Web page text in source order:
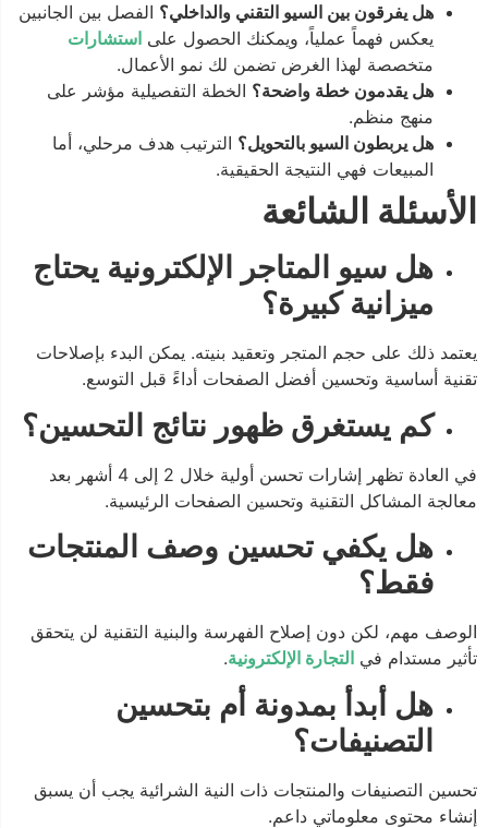
هل يفرقون بين السيو التقني والداخلي؟الفصل بين الجانبين
يعكس فهماً عملياً، ويمكنك الحصول على
استشارات
متخصصة لهذا الغرض تضمن لك نمو الأعمال.
هل يقدمون خطة واضحة؟الخطة التفصيلية مؤشر على
منهج منظم.
هل يربطون السيو بالتحويل؟الترتيب هدف مرحلي، أما
المبيعات فهي النتيجة الحقيقية.
الأسئلة الشائعة
هل سيو المتاجر الإلكترونية يحتاج
ميزانية كبيرة؟
يعتمد ذلك على حجم المتجر وتعقيد بنيته. يمكن البدء بإصلاحات
تقنية أساسية وتحسين أفضل الصفحات أداءً قبل التوسع.
كم يستغرق ظهور نتائج التحسين؟
في العادة تظهر إشارات تحسن أولية خلال 2 إلى 4 أشهر بعد
معالجة المشاكل التقنية وتحسين الصفحات الرئيسية.
هل يكفي تحسين وصف المنتجات
فقط؟
الوصف مهم، لكن دون إصلاح الفهرسة والبنية التقنية لن يتحقق
تأثير مستدام في
التجارة الإلكترونية.
هل أبدأ بمدونة أم بتحسين
التصنيفات؟
تحسين التصنيفات والمنتجات ذات النية الشرائية يجب أن يسبق
إنشاء محتوى معلوماتي داعم.